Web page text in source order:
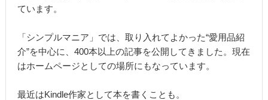
ています。
「シンプルマニア」では、取り入れてよかった“愛用品紹
介”を中心に、400本以上の記事を公開してきました。現在
はホームページとしての場所にもなっています。
最近はKindle作家として本を書くことも。